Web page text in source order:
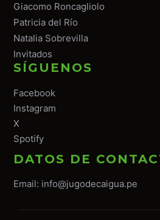
Giacomo Roncagliolo
Patricia del Río
Natalia Sobrevilla
Invitados
SÍGUENOS
Facebook
Instagram
X
Spotify
DATOS DE
Email: info@jugodecaigua.pe